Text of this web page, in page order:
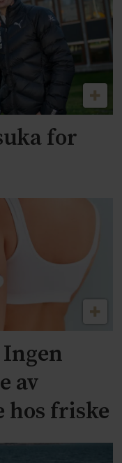
for
av
hos friske